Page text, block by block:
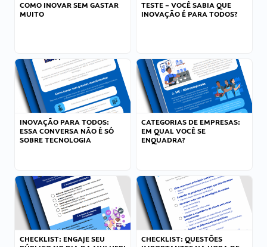
COMO INOVAR SEM GASTAR
MUITO
TESTE – VOCÊ SABIA QUE
INOVAÇÃO É PARA TODOS?
INOVAÇÃO PARA TODOS:
ESSA CONVERSA NÃO É SÓ
SOBRE TECNOLOGIA
CATEGORIAS DE EMPRESAS:
EM QUAL VOCÊ SE
ENQUADRA?
CHECKLIST: ENGAJE SEU
CHECKLIST: QUESTÕES